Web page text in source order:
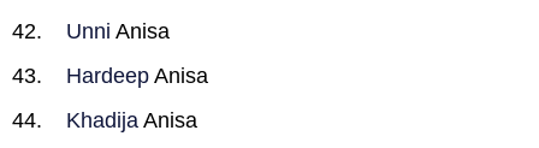
Unni Anisa
Hardeep Anisa
Khadija Anisa